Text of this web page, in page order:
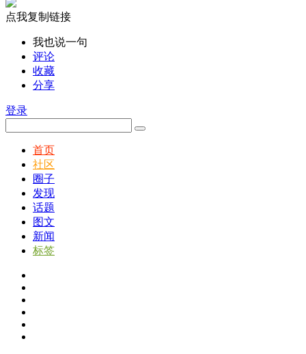
点我复制链接
我也说一句
评论
收藏
分享
登录
首页
社区
圈子
发现
话题
图文
新闻
标签